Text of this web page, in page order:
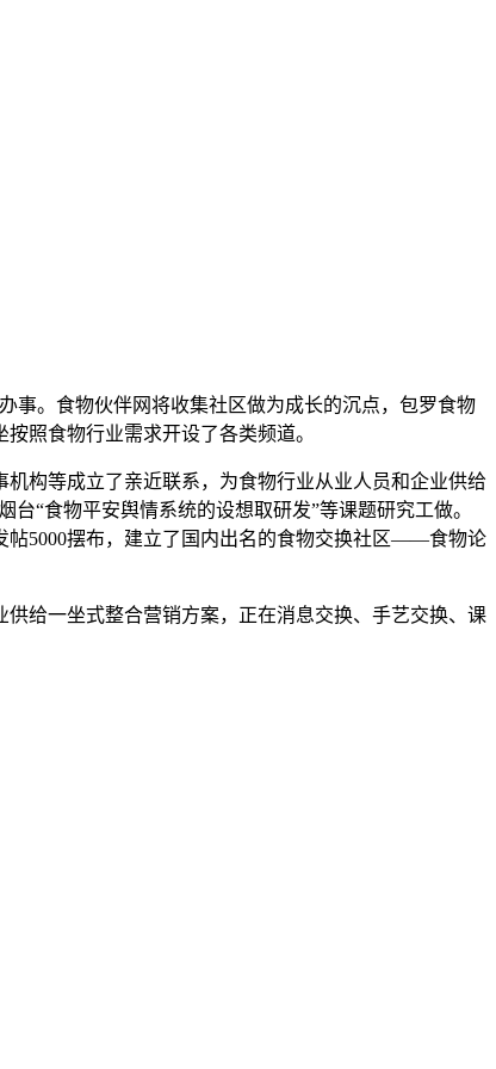
。食物伙伴网将收集社区做为成长的沉点，包罗食物
照食物行业需求开设了各类频道。
构等成立了亲近联系，为食物行业从业人员和企业供给
“食物平安舆情系统的设想取研发”等课题研究工做。
帖5000摆布，建立了国内出名的食物交换社区——食物论
给一坐式整合营销方案，正在消息交换、手艺交换、课